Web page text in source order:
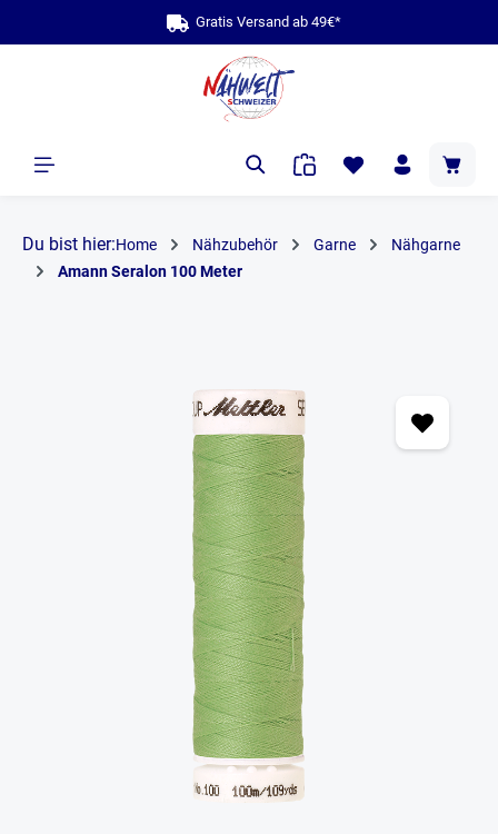
Gratis Versand ab 49€*
Du bist hier:Home Nähzubehör Garne
Nähgarne
Amann Seralon 100 Meter